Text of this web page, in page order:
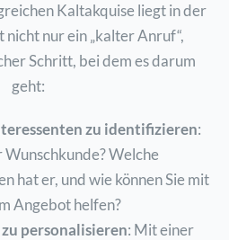
Kaltakquise liegt in der
nur ein „kalter Anruf“,
Schritt, bei dem es darum
geht:
zu identifizieren:
Welche
hat er, und wie können Sie mit
Angebot helfen?
personalisieren: Mit einer